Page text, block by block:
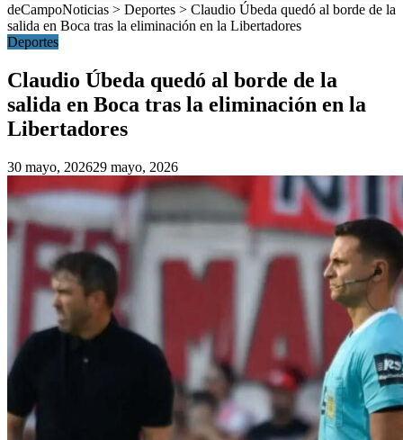
deCampoNoticias > Deportes > Claudio Úbeda quedó al borde de la
salida en Boca tras la eliminación en la Libertadores
Deportes
Claudio Úbeda quedó al borde de la
salida en Boca tras la eliminación en la
Libertadores
30 mayo, 202629 mayo, 2026